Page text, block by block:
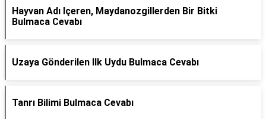
Hayvan Adı Içeren, Maydanozgillerden Bir Bitki
Bulmaca Cevabı
Uzaya Gönderilen Ilk Uydu Bulmaca Cevabı
Tanrı Bilimi Bulmaca Cevabı